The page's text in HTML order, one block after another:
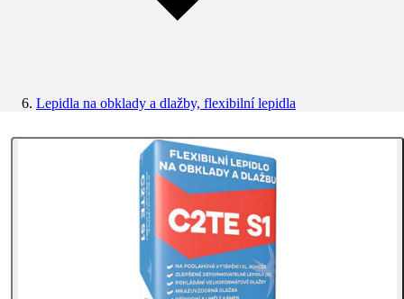
Lepidla na obklady a dlažby, flexibilní lepidla